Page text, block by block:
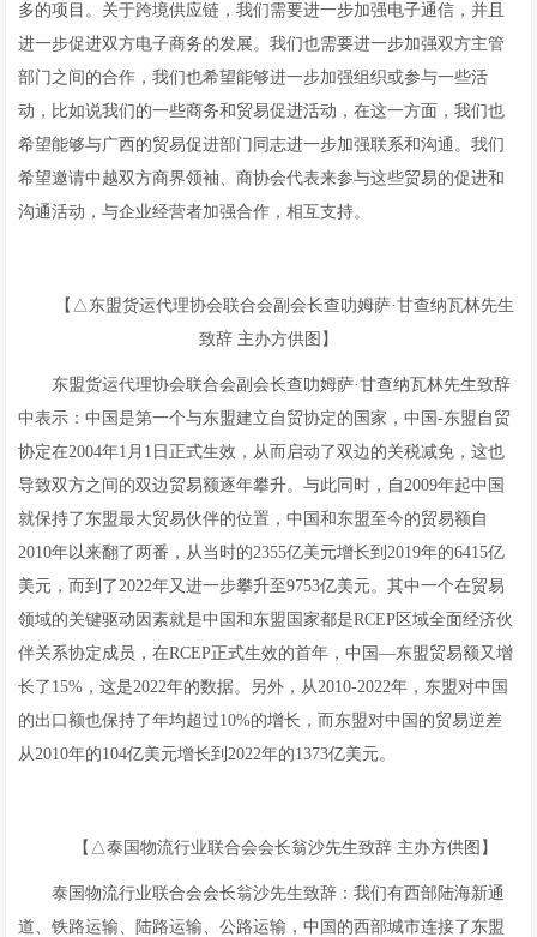
多的项目。关于跨境供应链，我们需要进一步加强电子通信，并且
进一步促进双方电子商务的发展。我们也需要进一步加强双方主管
部门之间的合作，我们也希望能够进一步加强组织或参与一些活
动，比如说我们的一些商务和贸易促进活动，在这一方面，我们也
希望能够与广西的贸易促进部门同志进一步加强联系和沟通。我们
希望邀请中越双方商界领袖、商协会代表来参与这些贸易的促进和
沟通活动，与企业经营者加强合作，相互支持。
【△东盟货运代理协会联合会副会长查叻姆萨·甘查纳瓦林先生
致辞 主办方供图】
东盟货运代理协会联合会副会长查叻姆萨·甘查纳瓦林先生致辞
中表示：中国是第一个与东盟建立自贸协定的国家，中国-东盟自贸
协定在2004年1月1日正式生效，从而启动了双边的关税减免，这也
导致双方之间的双边贸易额逐年攀升。与此同时，自2009年起中国
就保持了东盟最大贸易伙伴的位置，中国和东盟至今的贸易额自
2010年以来翻了两番，从当时的2355亿美元增长到2019年的6415亿
美元，而到了2022年又进一步攀升至9753亿美元。其中一个在贸易
领域的关键驱动因素就是中国和东盟国家都是RCEP区域全面经济伙
伴关系协定成员，在RCEP正式生效的首年，中国—东盟贸易额又增
长了15%，这是2022年的数据。另外，从2010-2022年，东盟对中国
的出口额也保持了年均超过10%的增长，而东盟对中国的贸易逆差
从2010年的104亿美元增长到2022年的1373亿美元。
【△泰国物流行业联合会会长翁沙先生致辞 主办方供图】
泰国物流行业联合会会长翁沙先生致辞：我们有西部陆海新通
道、铁路运输、陆路运输、公路运输，中国的西部城市连接了东盟